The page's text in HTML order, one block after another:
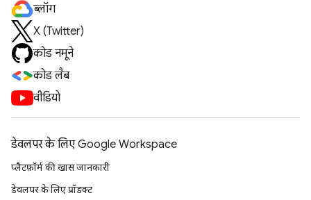
ब्लॉग
X (Twitter)
कोड नमूने
कोड लैब
वीडियो
डेवलपर के लिए Google Workspace
प्लैटफ़ॉर्म की खास जानकारी
डेवलपर के लिए प्रॉडक्ट